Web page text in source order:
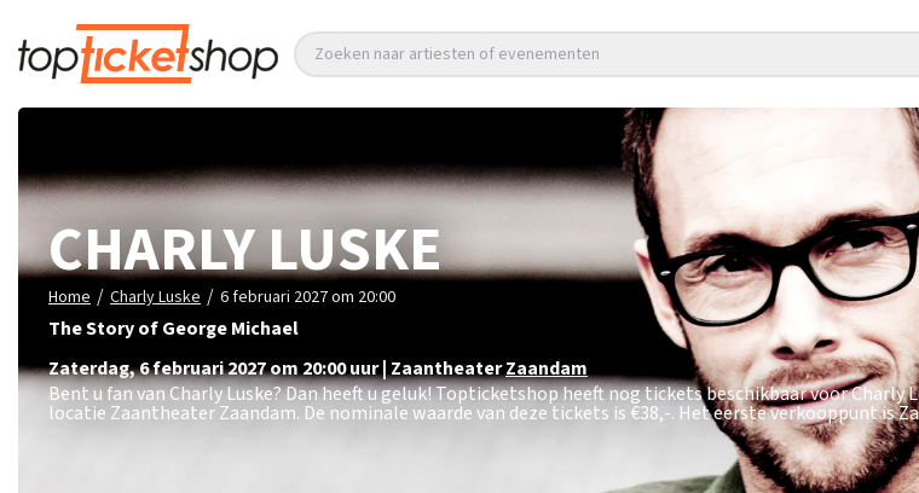
Zoeken naar artiesten of evenementen
CHARLY LUSKE
Home / Charly Luske / 6 februari 2027 om 20:00
The Story of George Michael
zaterdag,6 februari 2027 om 20:00uur|ZaantheaterZaandam
Bent u fan van Charly Luske? Dan heeft u geluk! Topticketshop heeft nog tickets beschikbaar voor Charly
locatie Zaantheater Zaandam. De nominale waarde van deze tickets is €38,-. Het eerste verkooppunt is